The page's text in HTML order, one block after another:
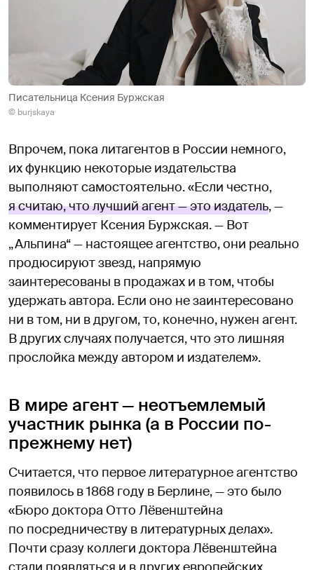
Писательница Ксения Буржская
© burjskaya
Впрочем, пока литагентов в России немного,
их функцию некоторые издательства
выполняют самостоятельно. «Если честно,
я считаю, что лучший агент — это издатель, —
комментирует Ксения Буржская. — Вот
„Альпина“ — настоящее агентство, они реально
продюсируют звезд, напрямую
заинтересованы в продажах и в том, чтобы
удержать автора. Если оно не заинтересовано
ни в том, ни в другом, то, конечно, нужен агент.
В других случаях получается, что это лишняя
прослойка между автором и издателем».
В мире агент — неотъемлемый
участник рынка (а в России по-
прежнему нет)
Считается, что первое литературное агентство
появилось в 1868 году в Берлине, — это было
«Бюро доктора Отто Лёвенштейна
по посредничеству в литературных делах».
Почти сразу коллеги доктора Лёвенштейна